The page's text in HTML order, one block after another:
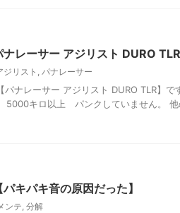
レーサー アジリスト DURO TLR
ジリスト , パナレーサー
レーサー アジリスト DURO TLR】で
5000キロ以上 パンクしていません。 他
キパキ音の原因だった】
ンテ, 分解